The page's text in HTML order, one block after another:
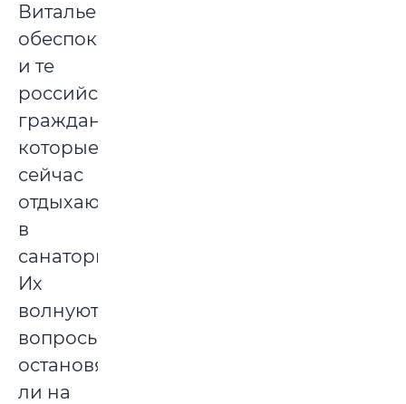
Витальевны,
обеспокоены
и те
российские
граждане,
которые
сейчас
отдыхают
в
санатории.
Их
волнуют
вопросы:
остановят
ли на